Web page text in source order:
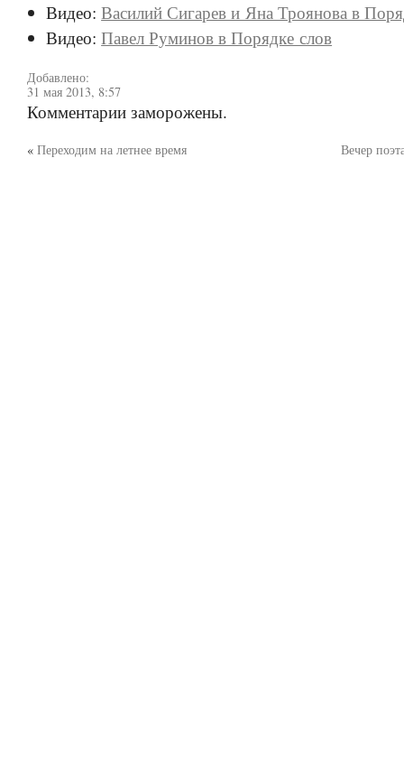
Видео:Василий Сигарев и Яна Троянова в
Видео:Павел Руминов в Порядке слов
Добавлено:
31 мая 2013, 8:57
Комментарии заморожены.
« Переходим на летнее время Вечер